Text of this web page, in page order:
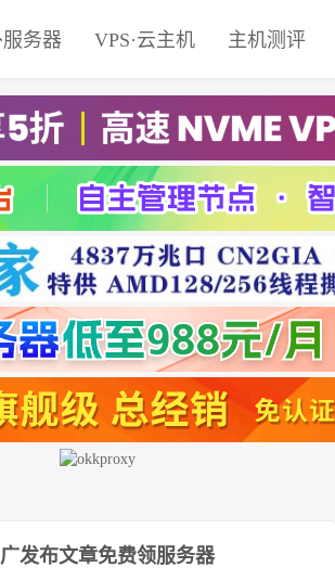
服务器 VPS·云主机 主机测评
发布文章免费领服务器